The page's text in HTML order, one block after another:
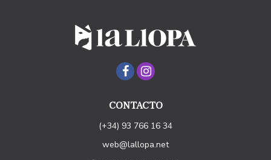
CONTACTO
(+34) 93 766 16 34
web@lallopa.net